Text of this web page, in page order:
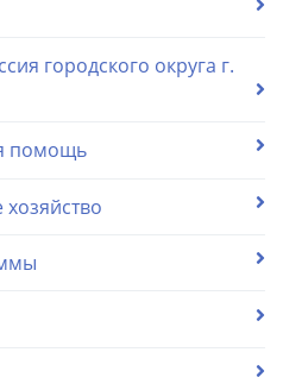
городского округа г.
помощь